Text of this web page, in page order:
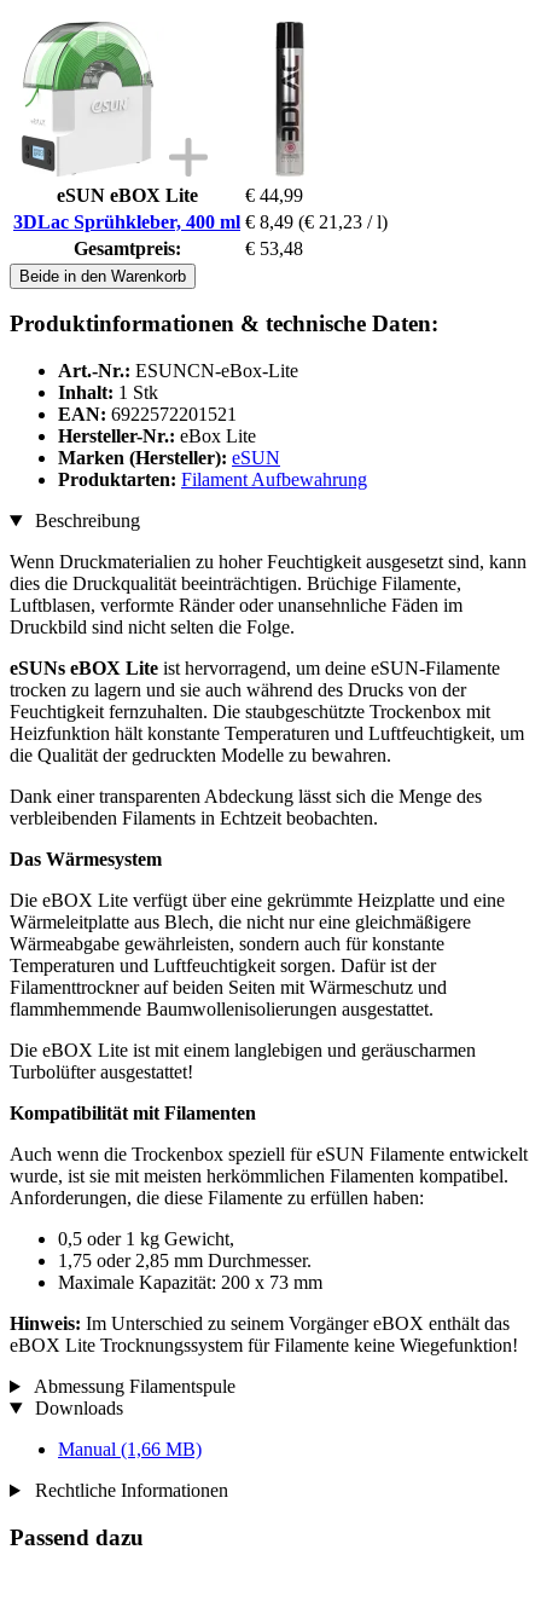
eSUN eBOX Lite
€ 44,99
3DLac Sprühkleber, 400 ml € 8,49 (€ 21,23 / l)
Gesamtpreis:
€ 53,48
Beide in den Warenkorb
Produktinformationen & technische Daten:
Art.-Nr.: ESUNCN-eBox-Lite
Inhalt: 1 Stk
EAN: 6922572201521
Hersteller-Nr.: eBox Lite
Marken (Hersteller): eSUN
Produktarten: Filament Aufbewahrung
Beschreibung
Wenn Druckmaterialien zu hoher Feuchtigkeit ausgesetzt sind, kann
dies die Druckqualität beeinträchtigen. Brüchige Filamente,
Luftblasen, verformte Ränder oder unansehnliche Fäden im
Druckbild sind nicht selten die Folge.
eSUNs eBOX Lite ist hervorragend, um deine eSUN-Filamente
trocken zu lagern und sie auch während des Drucks von der
Feuchtigkeit fernzuhalten. Die staubgeschützte Trockenbox mit
Heizfunktion hält konstante Temperaturen und Luftfeuchtigkeit, um
die Qualität der gedruckten Modelle zu bewahren.
Dank einer transparenten Abdeckung lässt sich die Menge des
verbleibenden Filaments in Echtzeit beobachten.
Das Wärmesystem
Die eBOX Lite verfügt über eine gekrümmte Heizplatte und eine
Wärmeleitplatte aus Blech, die nicht nur eine gleichmäßigere
Wärmeabgabe gewährleisten, sondern auch für konstante
Temperaturen und Luftfeuchtigkeit sorgen. Dafür ist der
Filamenttrockner auf beiden Seiten mit Wärmeschutz und
flammhemmende Baumwollenisolierungen ausgestattet.
Die eBOX Lite ist mit einem langlebigen und geräuscharmen
Turbolüfter ausgestattet!
Kompatibilität mit Filamenten
Auch wenn die Trockenbox speziell für eSUN Filamente entwickelt
wurde, ist sie mit meisten herkömmlichen Filamenten kompatibel.
Anforderungen, die diese Filamente zu erfüllen haben:
0,5 oder 1 kg Gewicht,
1,75 oder 2,85 mm Durchmesser.
Maximale Kapazität: 200 x 73 mm
Hinweis: Im Unterschied zu seinem Vorgänger eBOX enthält das
eBOX Lite Trocknungssystem für Filamente keine Wiegefunktion!
Abmessung Filamentspule
Downloads
Manual (1,66 MB)
Rechtliche Informationen
Passend dazu